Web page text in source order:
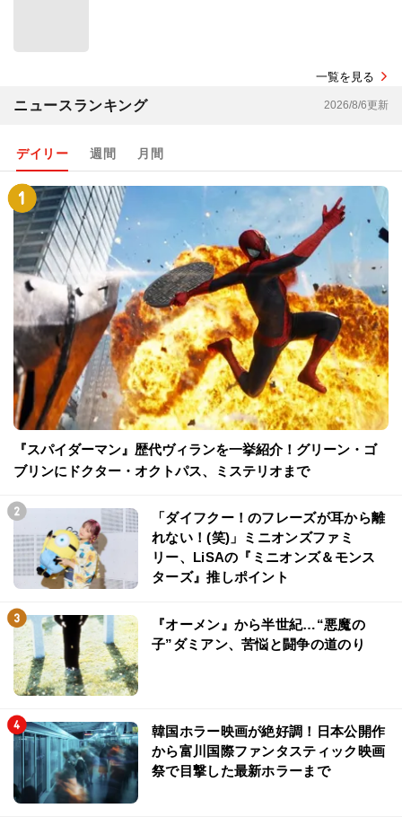
一覧を見る
ニュースランキング 2026/8/6更新
デイリー 週間 月間
『スパイダーマン』歴代ヴィランを一挙紹介！グリーン・ゴ
ブリンにドクター・オクトパス、ミステリオまで
「ダイフクー！のフレーズが耳から離
れない！(笑)」ミニオンズファミ
リー、LiSAの『ミニオンズ＆モンス
ターズ』推しポイント
『オーメン』から半世紀…“悪魔の
子”ダミアン、苦悩と闘争の道のり
韓国ホラー映画が絶好調！日本公開作
から富川国際ファンタスティック映画
祭で目撃した最新ホラーまで